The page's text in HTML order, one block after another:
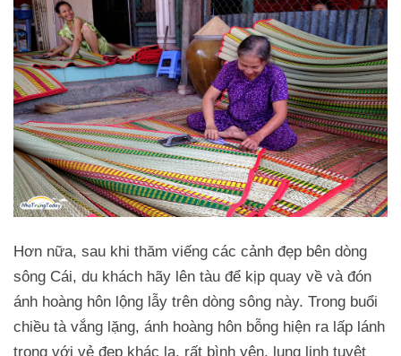
Hơn nữa, sau khi thăm viếng các cảnh đẹp bên dòng
sông Cái, du khách hãy lên tàu để kịp quay về và đón
ánh hoàng hôn lộng lẫy trên dòng sông này. Trong buổi
chiều tà vắng lặng, ánh hoàng hôn bỗng hiện ra lấp lánh
trong với vẻ đẹp khác lạ, rất bình yên, lung linh tuyệt